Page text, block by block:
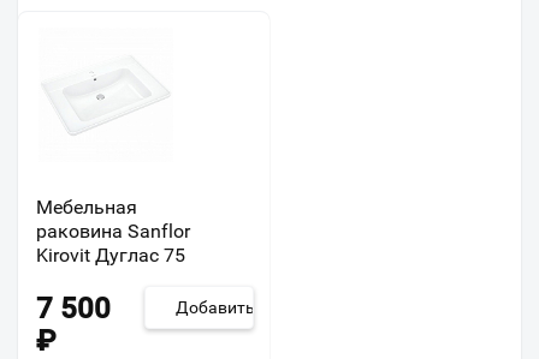
Мебельная
раковина Sanflor
Kirovit Дуглас 75
7 500
₽
Добавить